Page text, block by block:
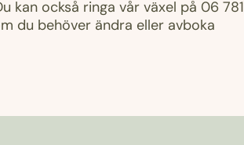
kan också ringa vår växel på 06 781
du behöver ändra eller avboka